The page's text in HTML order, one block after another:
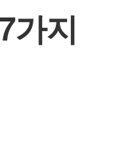
가지